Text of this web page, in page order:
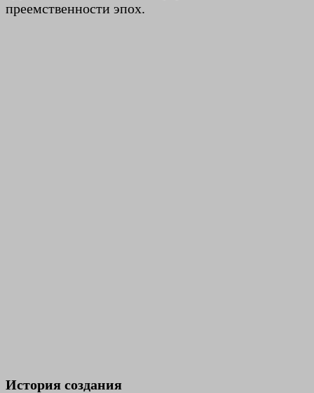
преемственности эпох.
История создания